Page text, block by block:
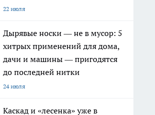
22 июля
Дырявые носки — не в мусор: 5
хитрых применений для дома,
дачи и машины — пригодятся
до последней нитки
24 июля
Каскад и «лесенка» уже в